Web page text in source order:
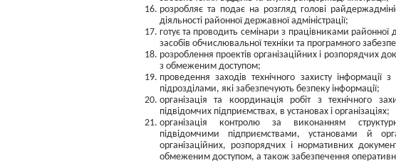
розробляє та подає на розгляд голові
діяльності районної державної адміністрації;
готує та проводить семінари з працівниками районної
засобів обчислювальної техніки та програмного
розроблення проектів організаційних і розпорядчих
з обмеженим доступом;
проведення заходів технічного захисту
підрозділами, які забезпечують безпеку інформації;
організація та координація робіт з технічного
підвідомчих підприємствах, в установах і організаціях;
організація контролю за виконанням
підвідомчими підприємствами, установами й
організаційних, розпорядчих і нормативних
обмеженим доступом, а також забезпечення